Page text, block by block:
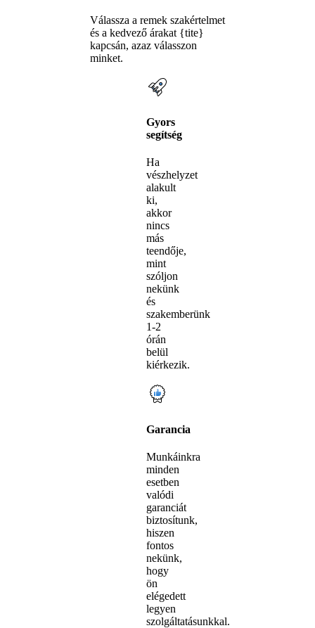
Válassza a remek szakértelmet
és a kedvező árakat {tite}
kapcsán, azaz válasszon
minket.
Gyors
segítség
Ha
vészhelyzet
alakult
ki,
akkor
nincs
más
teendője,
mint
szóljon
nekünk
és
szakemberünk
1-2
órán
belül
kiérkezik.
Garancia
Munkáinkra
minden
esetben
valódi
garanciát
biztosítunk,
hiszen
fontos
nekünk,
hogy
ön
elégedett
legyen
szolgáltatásunkkal.